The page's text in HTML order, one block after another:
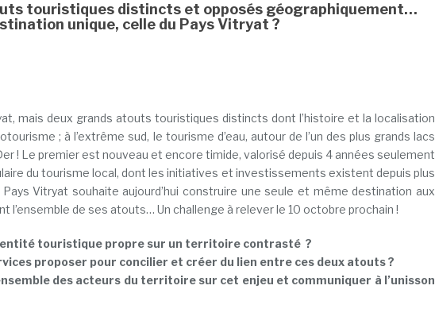
touristiques distincts et opposés géographiquement…
unique, celle du Pays Vitryat ?
mais deux grands atouts touristiques distincts dont l’histoire et la localisation
; à l’extrême sud, le tourisme d’eau, autour de l’un des plus grands lacs
! Le premier est nouveau et encore timide, valorisé depuis 4 années seulement
du tourisme local, dont les initiatives et investissements existent depuis plus
Vitryat souhaite aujourd’hui construire une seule et même destination aux
l’ensemble de ses atouts… Un challenge à relever le 10 octobre prochain !
touristique propre sur un territoire contrasté ?
proposer pour concilier et créer du lien entre ces deux atouts ?
des acteurs du territoire sur cet enjeu et communiquer à l’unisson